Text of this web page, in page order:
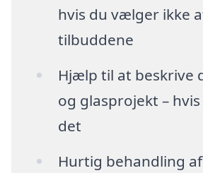
hvis du vælger ikke
tilbuddene
Hjælp til at beskrive
og glasprojekt –
det
Hurtig behandling